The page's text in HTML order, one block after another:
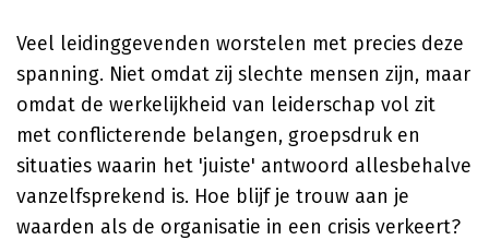
Veel leidinggevenden worstelen met precies deze
spanning. Niet omdat zij slechte mensen zijn, maar
omdat de werkelijkheid van leiderschap vol zit
met conflicterende belangen, groepsdruk en
situaties waarin het 'juiste' antwoord allesbehalve
vanzelfsprekend is. Hoe blijf je trouw aan je
waarden als de organisatie in een crisis verkeert?